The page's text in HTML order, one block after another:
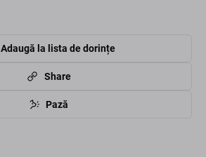
Adaugă la lista de dorințe
Share
Pază